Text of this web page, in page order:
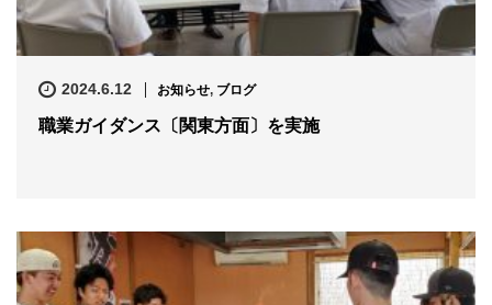
2024.6.12 お知らせ, ブログ
職業ガイダンス〔関東方面〕を実施